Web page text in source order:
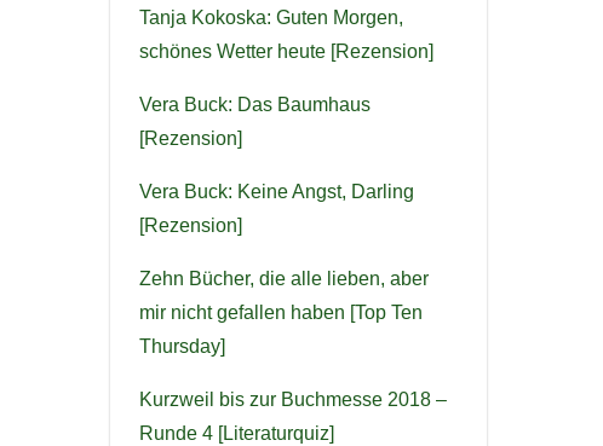
Tanja Kokoska: Guten Morgen,
schönes Wetter heute [Rezension]
Vera Buck: Das Baumhaus
[Rezension]
Vera Buck: Keine Angst, Darling
[Rezension]
Zehn Bücher, die alle lieben, aber
mir nicht gefallen haben [Top Ten
Thursday]
Kurzweil bis zur Buchmesse 2018 –
Runde 4 [Literaturquiz]